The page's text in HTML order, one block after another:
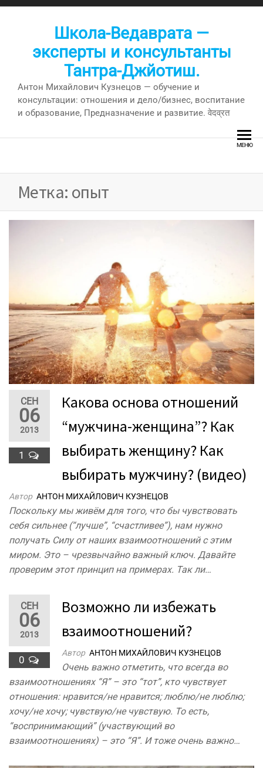
Перейти
Школа-Ведаврата —
эксперты и консультанты
Тантра-Джйотиш.
Антон Михайлович Кузнецов — обучение и
консультации: отношения и дело/бизнес, воспитание
и образование, Предназначение и развитие. वेदव्रत
МЕНЮ
Метка: опыт
СЕН
06
2013
1
Какова основа отношений
“мужчина-женщина”? Как
выбирать женщину? Как
выбирать мужчину? (видео)
Автор АНТОН МИХАЙЛОВИЧ КУЗНЕЦОВ
Поскольку мы живём для того, что бы чувствовать
себя сильнее (“лучше”, “счастливее”), нам нужно
получать Силу от наших взаимоотношений с этим
миром. Это – чрезвычайно важный ключ. Давайте
проверим этот принцип на примерах. Так ли…
СЕН
06
2013
0
Возможно ли избежать
взаимоотношений?
Автор АНТОН МИХАЙЛОВИЧ КУЗНЕЦОВ
Очень важно отметить, что всегда во
взаимоотношениях “Я” – это “тот”, кто чувствует
отношения: нравится/не нравится; люблю/не люблю;
хочу/не хочу; чувствую/не чувствую. То есть,
“воспринимающий” (участвующий во
взаимоотношениях) – это “Я”. И тоже очень важно…